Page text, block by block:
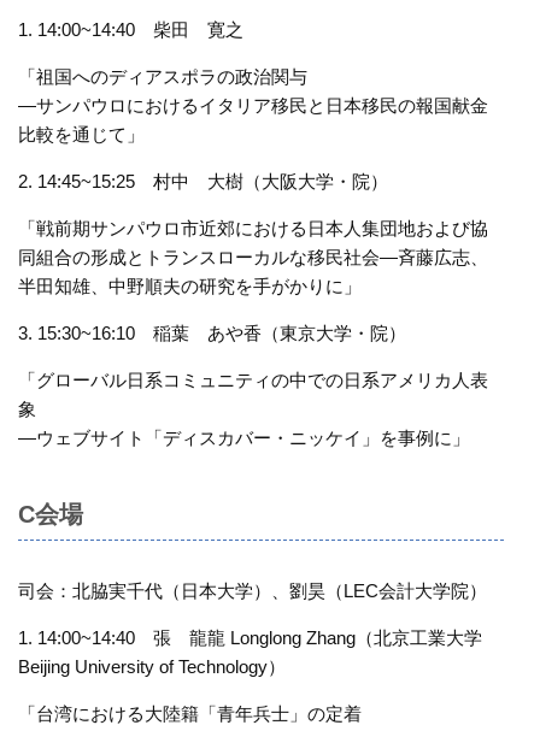
1. 14:00~14:40 柴田 寛之
「祖国へのディアスポラの政治関与
—サンパウロにおけるイタリア移民と日本移民の報国献金
比較を通じて」
2. 14:45~15:25 村中 大樹（大阪大学・院）
「戦前期サンパウロ市近郊における日本人集団地および協
同組合の形成とトランスローカルな移民社会—斉藤広志、
半田知雄、中野順夫の研究を手がかりに」
3. 15:30~16:10 稲葉 あや香（東京大学・院）
「グローバル日系コミュニティの中での日系アメリカ人表
象
—ウェブサイト「ディスカバー・ニッケイ」を事例に」
C会場
司会：北脇実千代（日本大学）、劉昊（LEC会計大学院）
1. 14:00~14:40 張 龍龍 Longlong Zhang（北京工業大学
Beijing University of Technology）
「台湾における大陸籍「青年兵士」の定着